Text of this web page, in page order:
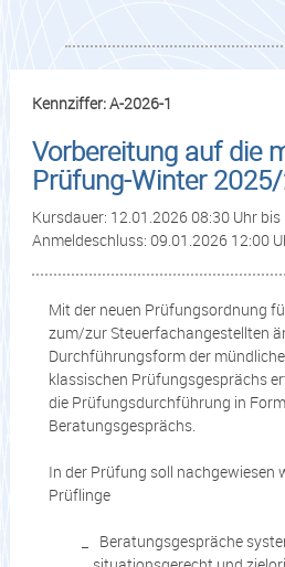
Kennziffer: A-2026-1
Vorbereitung auf die
Prüfung-Winter
Kursdauer: 12.01.2026 08:30 Uhr
Anmeldeschluss: 09.01.2026 12:00
Mit der neuen Prüfungsordnung
zum/zur Steuerfachangestellten
Durchführungsform der
klassischen Prüfungsgesprächs
die Prüfungsdurchführung in
Beratungsgesprächs.
In der Prüfung soll nachgewiesen
Prüflinge
Beratungsgespräche